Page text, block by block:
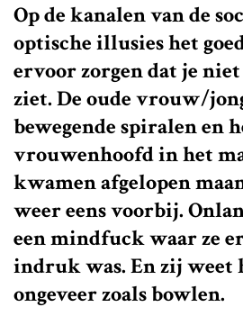
Op de kanalen van de
optische illusies het
ervoor zorgen dat je
ziet. De oude vrouw/
bewegende spiralen en
vrouwenhoofd in het
kwamen afgelopen
weer eens voorbij.
een mindfuck waar ze
indruk was. En zij weet
ongeveer zoals bowlen.